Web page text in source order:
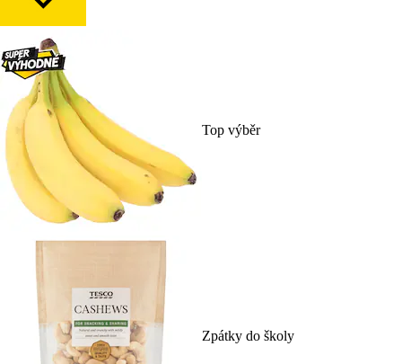
Top výběr
Zpátky do školy